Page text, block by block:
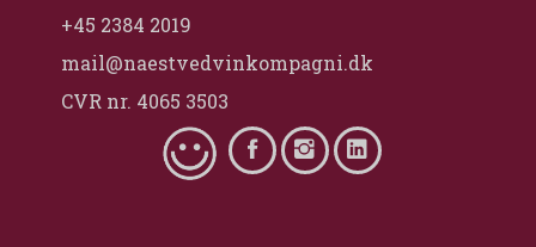
+45 2384 2019
mail@naestvedvinkompagni.dk
CVR nr. 4065 3503